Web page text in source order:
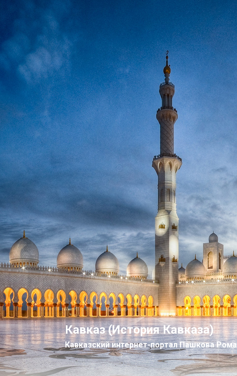
Кавказ (История Кавказа)
Кавказский интернет-портал Пашкова